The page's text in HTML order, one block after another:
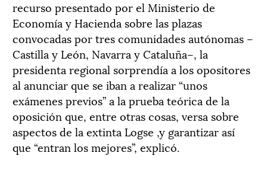
recurso presentado por el Ministerio de
Economía y Hacienda sobre las plazas
convocadas por tres comunidades autónomas –
Castilla y León, Navarra y Cataluña–, la
presidenta regional sorprendía a los opositores
al anunciar que se iban a realizar “unos
exámenes previos” a la prueba teórica de la
oposición que, entre otras cosas, versa sobre
aspectos de la extinta Logse ,y garantizar así
que “entran los mejores”, explicó.